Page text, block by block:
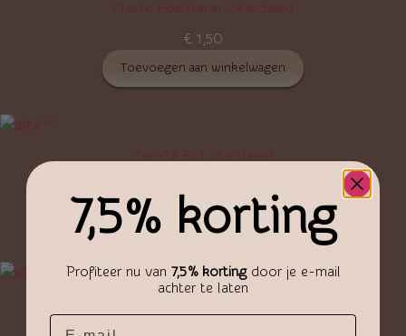
Plastic Edelstenen Standaard
€ 1,50
Toevoegen aan winkelwagen
Zwarte Bol Standaard
Toevoegen aan winkelwagen
7,5% korting
Profiteer nu van 7,5% kortingdoor je e-mail
achter te laten
Email